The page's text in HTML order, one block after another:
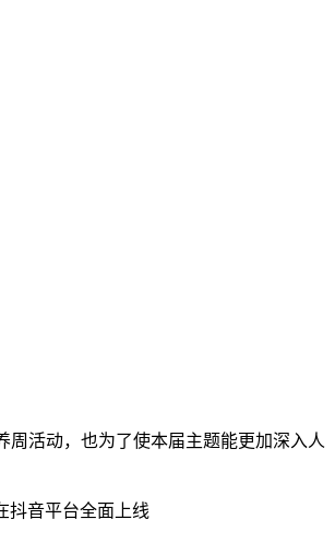
活动，也为了使本届主题能更加深入人
抖音平台全面上线